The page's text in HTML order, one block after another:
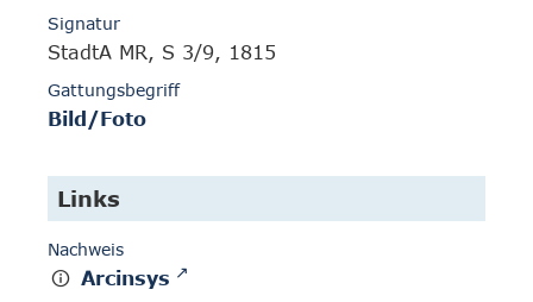
Signatur
StadtA MR, S 3/9, 1815
Gattungsbegriff
Bild/Foto
Links
Nachweis
Arcinsys